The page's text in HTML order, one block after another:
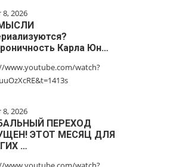
8, 2026
Карла Юн…
www.youtube.com/watch?
8, 2026
ПЕРЕХОД
ЭТОТ МЕСЯЦ ДЛЯ
…